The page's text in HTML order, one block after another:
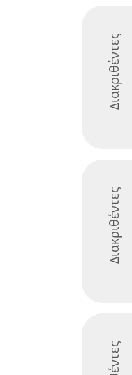
Διακριθέντες
Διακριθέντες